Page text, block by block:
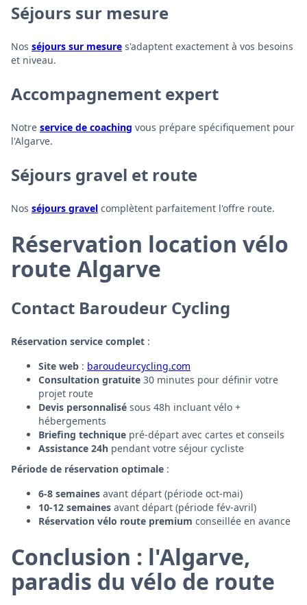
Séjours sur mesure
Nos séjours sur mesure s'adaptent exactement à vos besoins
et niveau.
Accompagnement expert
Notre service de coaching vous prépare spécifiquement pour
l'Algarve.
Séjours gravel et route
Nos séjours gravel complètent parfaitement l'offre route.
Réservation location vélo
route Algarve
Contact Baroudeur Cycling
Réservation service complet :
Site web : baroudeurcycling.com
Consultation gratuite 30 minutes pour définir votre
projet route
Devis personnalisé sous 48h incluant vélo +
hébergements
Briefing technique pré-départ avec cartes et conseils
Assistance 24h pendant votre séjour cycliste
Période de réservation optimale :
6-8 semaines avant départ (période oct-mai)
10-12 semaines avant départ (période fév-avril)
Réservation vélo route premium conseillée en avance
Conclusion : l'Algarve,
paradis du vélo de route